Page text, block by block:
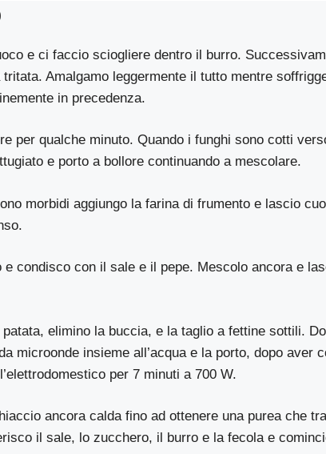
e ci faccio sciogliere dentro il burro.
tritata. Amalgamo leggermente il tutto mentre
in precedenza.
per qualche minuto. Quando i funghi sono cotti
e porto a bollore continuando a mescolare.
morbidi aggiungo la farina di frumento e lascio
e condisco con il sale e il pepe. Mescolo ancora e
elimino la buccia, e la taglio a fettine sottili.
microonde insieme all’acqua e la porto, dopo aver
per 7 minuti a 700 W.
ancora calda fino ad ottenere una purea che
il sale, lo zucchero, il burro e la fecola e